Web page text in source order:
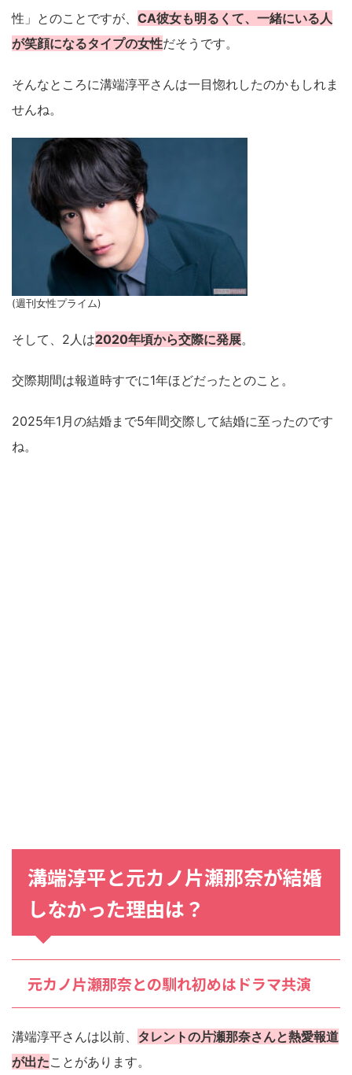
性」とのことですが、 CA彼女も明るくて、一緒にいる人
が笑顔になるタイプの女性だそうです。
そんなところに溝端淳平さんは一目惚れしたのかもしれま
せんね。
(週刊女性プライム)
そして、2人は2020年頃から交際に発展。
交際期間は報道時すでに1年ほどだったとのこと。
2025年1月の結婚まで5年間交際して結婚に至ったのです
ね。
溝端淳平と元カノ片瀬那奈が結婚
しなかった理由は？
元カノ片瀬那奈との馴れ初めはドラマ共演
溝端淳平さんは以前、 タレントの片瀬那奈さんと熱愛報道
が出たことがあります。